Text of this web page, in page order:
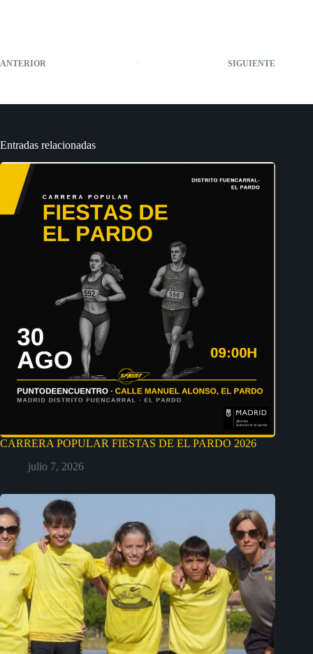
ANTERIOR SIGUIENTE
Entradas relacionadas
CARRERA POPULAR FIESTAS DE EL PARDO 2026
julio 7, 2026